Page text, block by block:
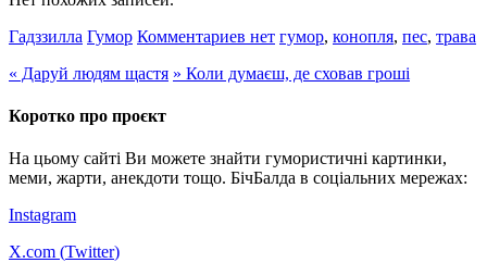
Гадззилла Гумор Комментариев нет гумор, конопля, пес, трава
« Даруй людям щастя » Коли думаєш, де сховав гроші
Коротко про проєкт
На цьому сайті Ви можете знайти гумористичні картинки,
меми, жарти, анекдоти тощо. БічБалда в соціальних мережах:
Instagram
X.com (Twitter)